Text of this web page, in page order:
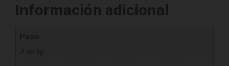
Información adicional